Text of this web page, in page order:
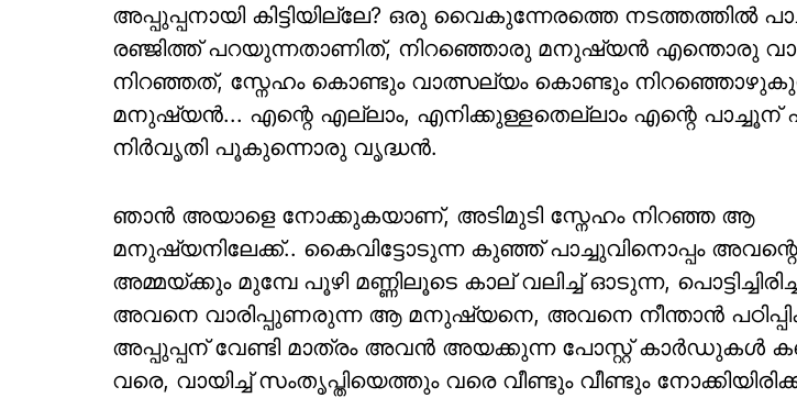
അപ്പുപ്പനായി കിട്ടിയില്ലേ? ഒരു വെെകുന്നേരത്തെ നടത്തത്തിൽ
ര‍‍ഞ്ജിത്ത് പറയുന്നതാണിത്, നിറഞ്ഞൊരു മനുഷ്യൻ എന്തൊരു
നിറഞ്ഞത്, സ്നേഹം കൊണ്ടും വാത്സല്യം കൊണ്ടും
മനുഷ്യൻ... എന്റെ എല്ലാം, എനിക്കുള്ളതെല്ലാം എന്റെ
നിർവൃതി പൂകുന്നൊരു വൃദ്ധൻ.
ഞാൻ അയാളെ നോക്കുകയാണ്, അടിമുടി സ്നേഹം നിറഞ്ഞ ആ
മനുഷ്യനിലേക്ക്.. കെെവിട്ടോടുന്ന കുഞ്ഞ് പാച്ചുവിനൊപ്പം
അമ്മയ്ക്കും മുമ്പേ പൂഴി മണ്ണിലൂടെ കാല് വലിച്ച് ഓടുന്ന,
അവനെ വാരിപ്പുണരുന്ന ആ മനുഷ്യനെ, അവനെ നീന്താൻ
അപ്പുപ്പന് വേണ്ടി മാത്രം അവൻ അയക്കുന്ന പോസ്റ്റ് കാർഡുകൾ
വരെ, വായിച്ച് സംതൃപ്തിയെത്തും വരെ വീണ്ടും വീണ്ടും